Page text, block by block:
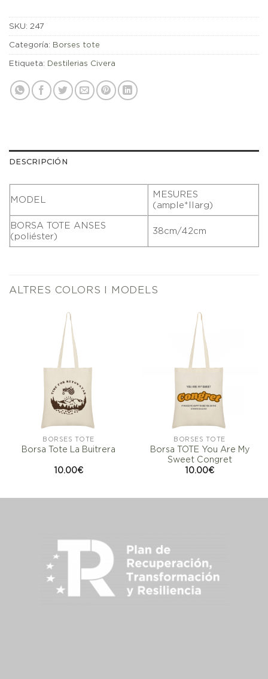
SKU: 247
Categoría: Borses tote
Etiqueta: Destilerias Civera
DESCRIPCIÓN
MODEL
MESURES
(ample*llarg)
BORSA TOTE ANSES
(poliéster)
38cm/42cm
ALTRES COLORS I MODELS
BORSES TOTE
Borsa Tote La Buitrera
10.00€
BORSES TOTE
Borsa TOTE You Are My
Sweet Congret
10.00€